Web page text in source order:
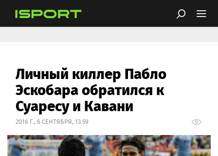
Личный киллер Пабло
Эскобара обратился к
Суаресу и Кавани
2016 Г., 6 СЕНТЯБРЯ, 13:59